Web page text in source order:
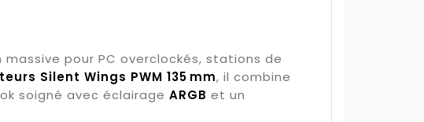
pour PC overclockés, stations de
Silent Wings PWM 135 mm, il combine
soigné avec éclairage ARGB et un